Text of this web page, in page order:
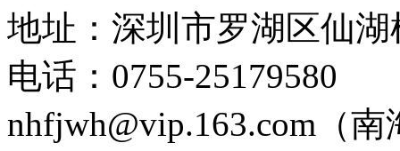
地址：深圳市罗湖区仙
电话：0755-25179580
nhfjwh@vip.163.com（南